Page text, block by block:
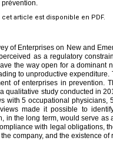
article est disponible en PDF.
of Enterprises on New and
as a regulatory
the way open for a dominant
to unproductive
of enterprises in prevention.
qualitative study conducted in
with 5 occupational physicians,
made it possible to
in the long term, would serve
with legal obligations,
company, and the existence